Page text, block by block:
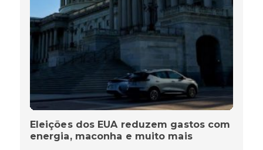
Eleições dos EUA reduzem gastos com
energia, maconha e muito mais